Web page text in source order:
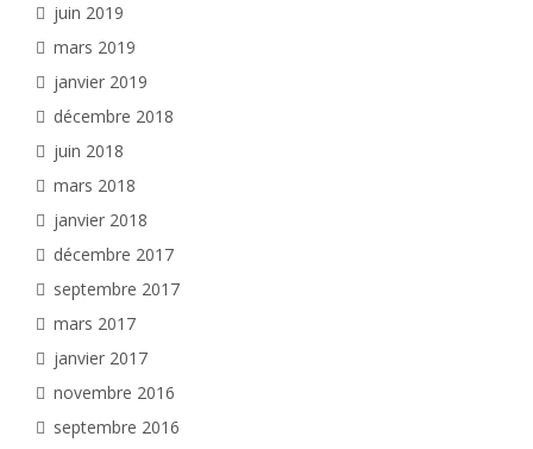
juin 2019
mars 2019
janvier 2019
décembre 2018
juin 2018
mars 2018
janvier 2018
décembre 2017
septembre 2017
mars 2017
janvier 2017
novembre 2016
septembre 2016